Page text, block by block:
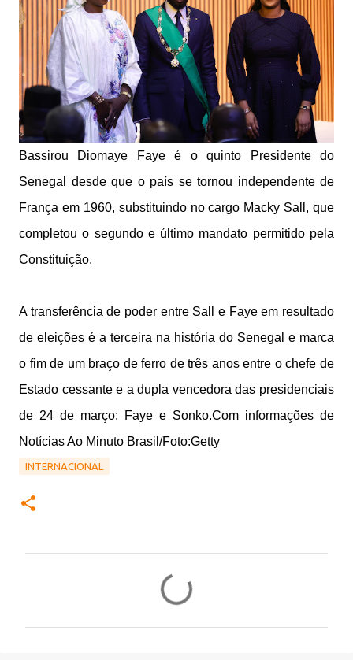
Bassirou Diomaye Faye é o quinto Presidente do
Senegal desde que o país se tornou independente de
França em 1960, substituindo no cargo Macky Sall, que
completou o segundo e último mandato permitido pela
Constituição.
A transferência de poder entre Sall e Faye em resultado
de eleições é a terceira na história do Senegal e marca
o fim de um braço de ferro de três anos entre o chefe de
Estado cessante e a dupla vencedora das presidenciais
de 24 de março: Faye e Sonko.Com informações de
Notícias Ao Minuto Brasil/Foto:Getty
INTERNACIONAL